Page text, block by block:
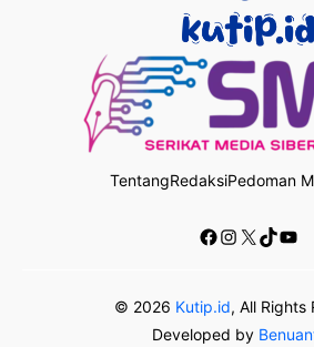
TentangRedaksiPedoman
Facebook
Instagram
X TikTok
© 2026 Kutip.id, All Rights
Developed by